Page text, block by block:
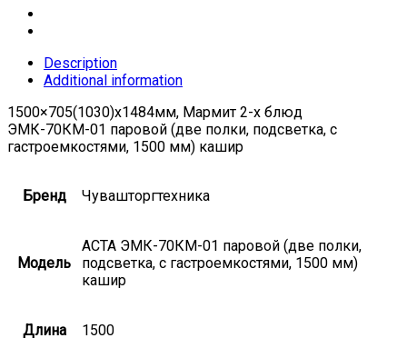
Description
Additional information
1500×705(1030)x1484мм, Мармит 2-х блюд
ЭМК-70КМ-01 паровой (две полки, подсветка, с
гастроемкостями, 1500 мм) кашир
Бренд Чувашторгтехника
Модель
АСТА ЭМК-70КМ-01 паровой (две полки,
подсветка, с гастроемкостями, 1500 мм)
кашир
Длина 1500